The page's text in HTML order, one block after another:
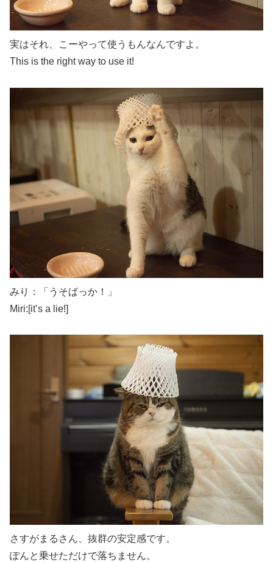
実はそれ、こーやって使うもんなんですよ。
This is the right way to use it!
みり：「うそばっか！」
Miri:[it’s a lie!]
さすがまるさん、抜群の安定感です。
ぽんと乗せただけで落ちません。